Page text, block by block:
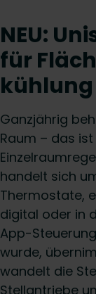
NEU:
für
kühlung
Ganzjährig
Raum – das
handelt sich
Thermostate,
digital oder in
App-
wurde,
wandelt die
Stellantriebe